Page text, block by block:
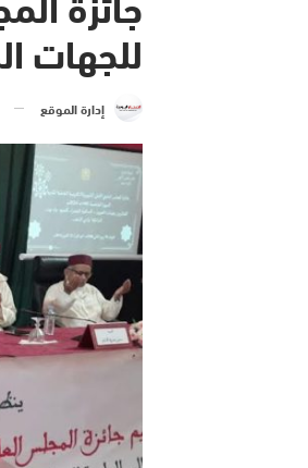
للجهات
إدارة الموقع